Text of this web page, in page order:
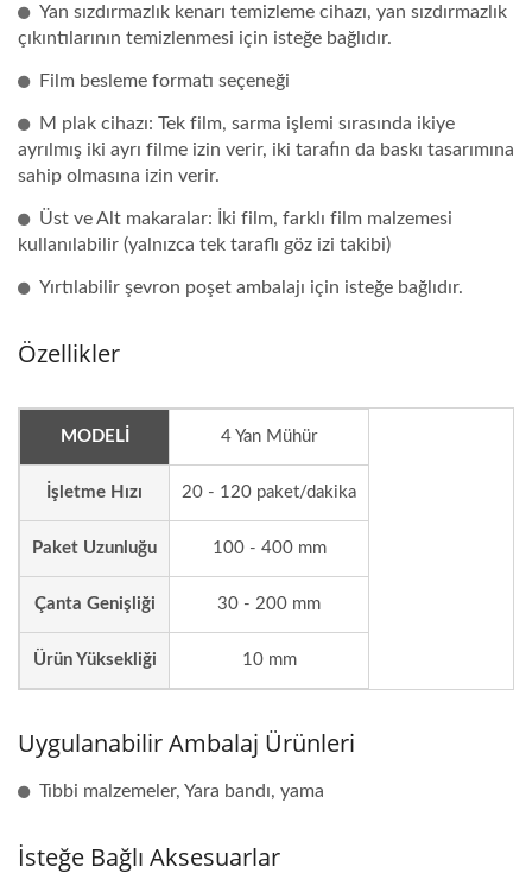
Yan sızdırmazlık kenarı temizleme cihazı, yan sızdırmazlık
çıkıntılarının temizlenmesi için isteğe bağlıdır.
Film besleme formatı seçeneği
M plak cihazı: Tek film, sarma işlemi sırasında ikiye
ayrılmış iki ayrı filme izin verir, iki tarafın da baskı tasarımına
sahip olmasına izin verir.
Üst ve Alt makaralar: İki film, farklı film malzemesi
kullanılabilir (yalnızca tek taraflı göz izi takibi)
Yırtılabilir şevron poşet ambalajı için isteğe bağlıdır.
Özellikler
MODELİ 4 Yan Mühür
İşletme Hızı 20 - 120 paket/dakika
Paket Uzunluğu 100 - 400 mm
Çanta Genişliği 30 - 200 mm
Ürün Yüksekliği 10 mm
Uygulanabilir Ambalaj Ürünleri
Tıbbi malzemeler, Yara bandı, yama
İsteğe Bağlı Aksesuarlar